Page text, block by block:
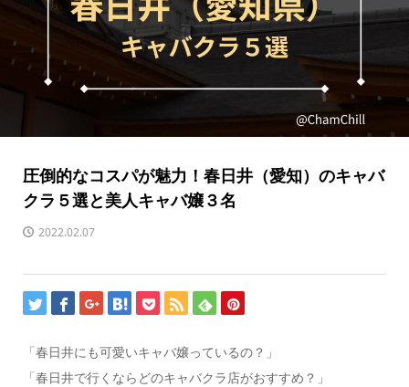
圧倒的なコスパが魅力！春日井（愛知）のキャバ
クラ５選と美人キャバ嬢３名
2022.02.07
「春日井にも可愛いキャバ嬢っているの？」
「春日井で行くならどのキャバクラ店がおすすめ？」